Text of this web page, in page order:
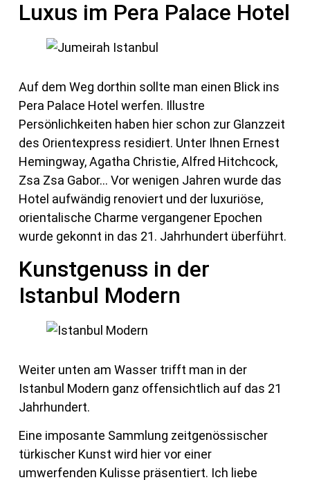
Luxus im Pera Palace Hotel
Auf dem Weg dorthin sollte man einen Blick ins
Pera Palace Hotel werfen. Illustre
Persönlichkeiten haben hier schon zur Glanzzeit
des Orientexpress residiert. Unter Ihnen Ernest
Hemingway, Agatha Christie, Alfred Hitchcock,
Zsa Zsa Gabor… Vor wenigen Jahren wurde das
Hotel aufwändig renoviert und der luxuriöse,
orientalische Charme vergangener Epochen
wurde gekonnt in das 21. Jahrhundert überführt.
Kunstgenuss in der
Istanbul Modern
Weiter unten am Wasser trifft man in der
Istanbul Modern ganz offensichtlich auf das 21
Jahrhundert.
Eine imposante Sammlung zeitgenössischer
türkischer Kunst wird hier vor einer
umwerfenden Kulisse präsentiert. Ich liebe